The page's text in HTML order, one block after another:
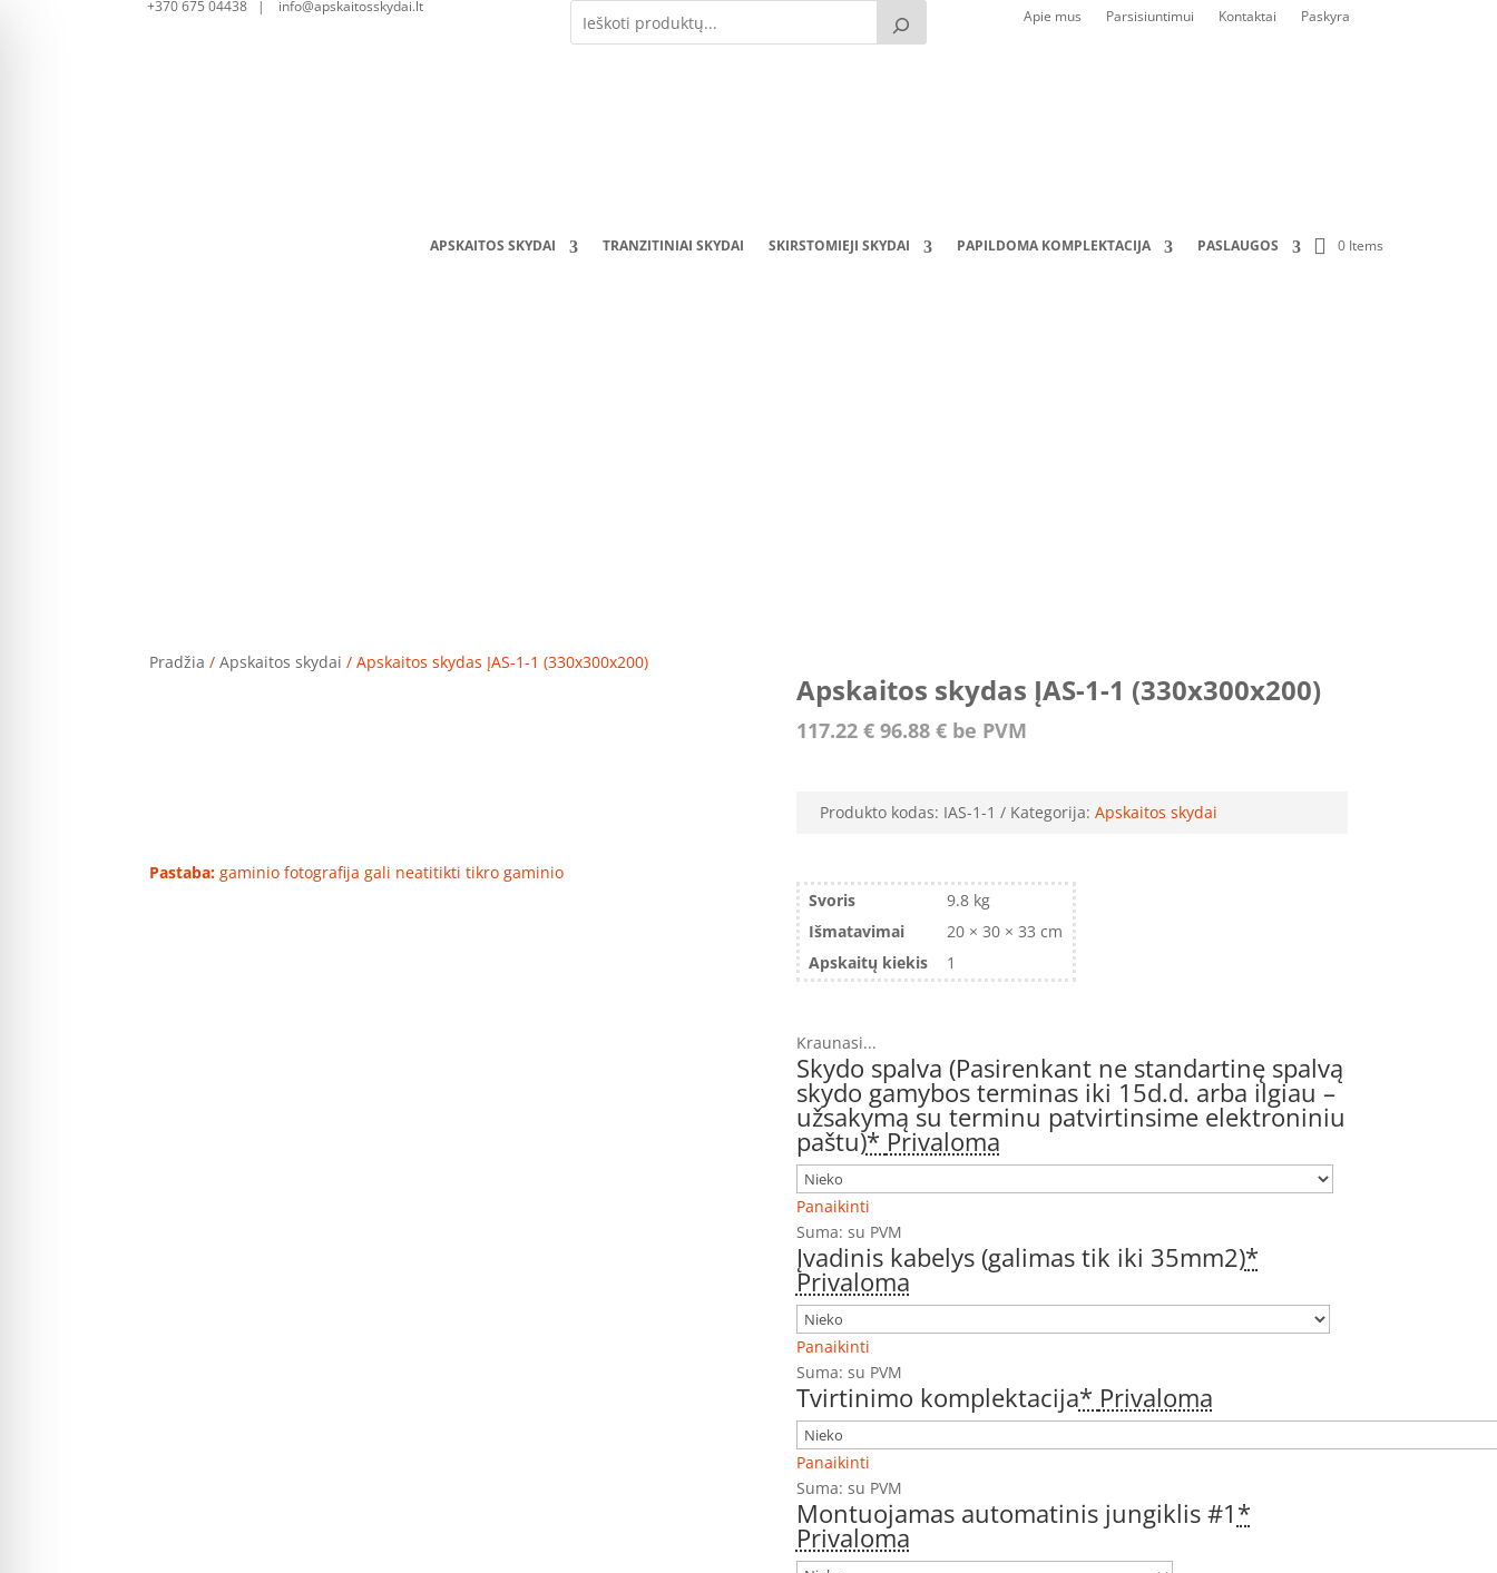
+370 675 04438 | info@apskaitosskydai.lt
Apie mus Parsisiuntimui Kontaktai Paskyra
APSKAITOS SKYDAI TRANZITINIAI SKYDAI SKIRSTOMIEJI SKYDAI PAPILDOMA KOMPLEKTACIJA PASLAUGOS 0 Items
Pradžia /Apskaitos skydai / Apskaitos skydas ĮAS-1-1 (330x300x200)
Pastaba: gaminio fotografija gali neatitikti tikro gaminio
Apskaitos skydas ĮAS-1-1 (330x300x200)
117.22 € 96.88 €be PVM
Produkto kodas: IAS-1-1 Kategorija: Apskaitos skydai
Svoris
9.8 kg
Išmatavimai
20 × 30 × 33 cm
Apskaitų kiekis
1
Kraunasi...
Skydo spalva (Pasirenkant ne standartinę spalvą
skydo gamybos terminas iki 15d.d. arba ilgiau –
užsakymą su terminu patvirtinsime elektroniniu
paštu)* Privaloma
Panaikinti
Suma: su PVM
Įvadinis kabelys (galimas tik iki 35mm2)*
Privaloma
Panaikinti
Suma: su PVM
Tvirtinimo komplektacija* Privaloma
Panaikinti
Suma: su PVM
Montuojamas automatinis jungiklis #1 *
Privaloma